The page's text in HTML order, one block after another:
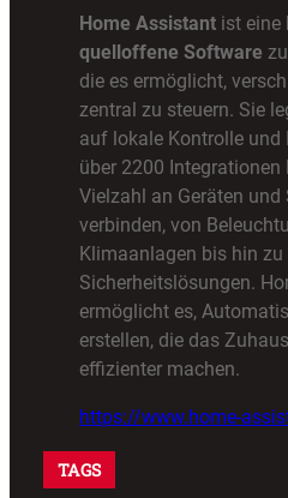
Home Assistant ist eine
quelloffene Software
die es ermöglicht,
zentral zu steuern. Sie
auf lokale Kontrolle
über 2200 Integrationen
Vielzahl an Geräten und
verbinden, von
Klimaanlagen bis hin zu
Sicherheitslösungen.
ermöglicht es,
erstellen, die das
effizienter machen.
https://www.home-
TAGS